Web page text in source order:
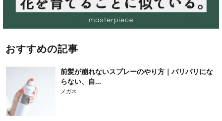
おすすめの記事
前髪が崩れないスプレーのやり方｜パリパリにな
らない、自...
メガネ